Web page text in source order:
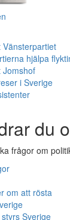
Vänsterpartiet
hjälpa
Jomshof
i Sverige
du
frågor om
om att rösta
Sverige